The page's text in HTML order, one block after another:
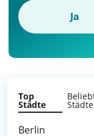
Ja
Top
Städte Städte
Berlin